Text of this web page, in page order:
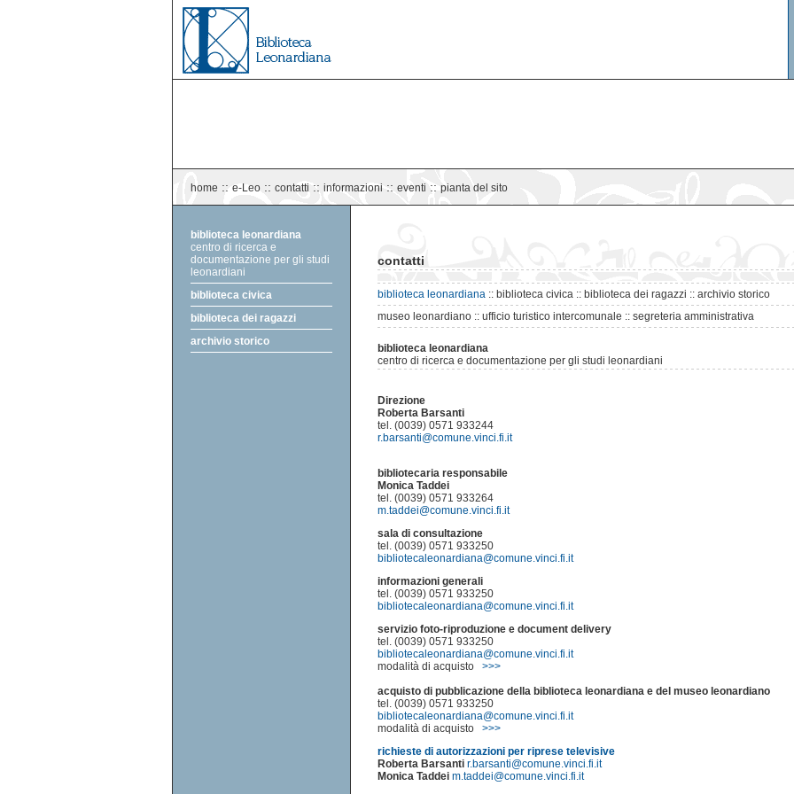
home :: e-Leo :: contatti :: informazioni :: eventi :: pianta del sito
biblioteca leonardiana
centro di ricerca e
documentazione per gli studi
leonardiani
biblioteca civica
biblioteca dei ragazzi
archivio storico
contatti
biblioteca leonardiana :: biblioteca civica :: biblioteca dei ragazzi :: archivio storico
museo leonardiano :: ufficio turistico intercomunale :: segreteria amministrativa
biblioteca leonardiana
centro di ricerca e documentazione per gli studi leonardiani
Direzione
Roberta Barsanti
tel. (0039) 0571 933244
r.barsanti@comune.vinci.fi.it
bibliotecaria responsabile
Monica Taddei
tel. (0039) 0571 933264
m.taddei@comune.vinci.fi.it
sala di consultazione
tel. (0039) 0571 933250
bibliotecaleonardiana@comune.vinci.fi.it
informazioni generali
tel. (0039) 0571 933250
bibliotecaleonardiana@comune.vinci.fi.it
servizio foto-riproduzione e document delivery
tel. (0039) 0571 933250
bibliotecaleonardiana@comune.vinci.fi.it
modalità di acquisto >>>
acquisto di pubblicazione della biblioteca leonardiana e del museo leonardiano
tel. (0039) 0571 933250
bibliotecaleonardiana@comune.vinci.fi.it
modalità di acquisto >>>
richieste di autorizzazioni per riprese televisive
Roberta Barsanti r.barsanti@comune.vinci.fi.it
Monica Taddei m.taddei@comune.vinci.fi.it